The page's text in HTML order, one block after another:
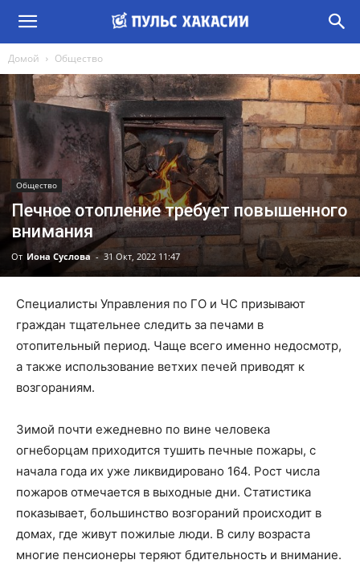
Домой Общество
Общество
Печное отопление требует повышенного
внимания
От Иона Суслова - 31 Окт, 2022 11:47
Специалисты Управления по ГО и ЧС призывают
граждан тщательнее следить за печами в
отопительный период. Чаще всего именно недосмотр,
а также использование ветхих печей приводят к
возгораниям.
Зимой почти ежедневно по вине человека
огнеборцам приходится тушить печные пожары, с
начала года их уже ликвидировано 164. Рост числа
пожаров отмечается в выходные дни. Статистика
показывает, большинство возгораний происходит в
домах, где живут пожилые люди. В силу возраста
многие пенсионеры теряют бдительность и внимание.